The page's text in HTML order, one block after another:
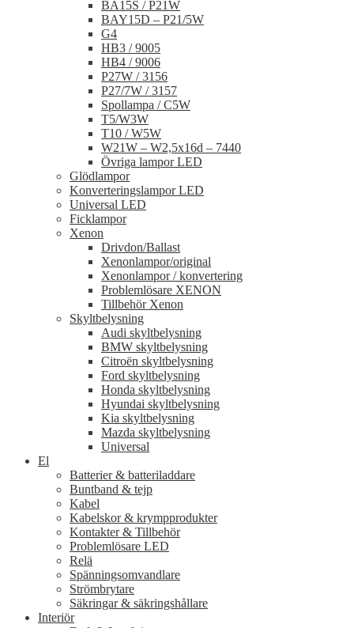
BA15S / P21W
BAY15D – P21/5W
G4
HB3 / 9005
HB4 / 9006
P27W / 3156
P27/7W / 3157
Spollampa / C5W
T5/W3W
T10 / W5W
W21W – W2,5x16d – 7440
Övriga lampor LED
Glödlampor
Konverteringslampor LED
Universal LED
Ficklampor
Xenon
Drivdon/Ballast
Xenonlampor/original
Xenonlampor / konvertering
Problemlösare XENON
Tillbehör Xenon
Skyltbelysning
Audi skyltbelysning
BMW skyltbelysning
Citroën skyltbelysning
Ford skyltbelysning
Honda skyltbelysning
Hyundai skyltbelysning
Kia skyltbelysning
Mazda skyltbelysning
Universal
El
Batterier & batteriladdare
Buntband & tejp
Kabel
Kabelskor & krympprodukter
Kontakter & Tillbehör
Problemlösare LED
Relä
Spänningsomvandlare
Strömbrytare
Säkringar & säkringshållare
Interiör